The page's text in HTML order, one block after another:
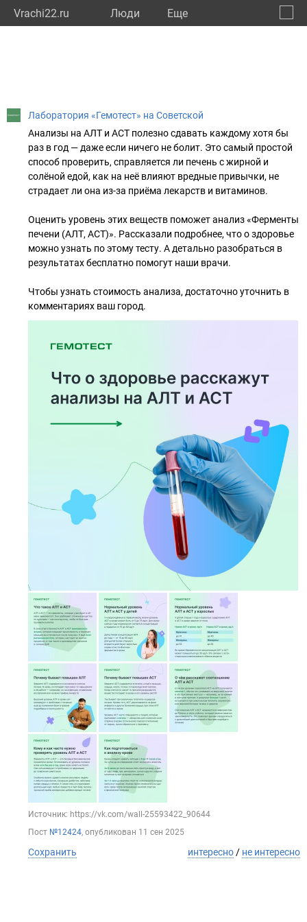
Vrachi22.ru Люди Eще
Лаборатория «Гемотест» на Советской
Анализы на АЛТ и АСТ полезно сдавать каждому хотя бы
раз в год — даже если ничего не болит. Это самый простой
способ проверить, справляется ли печень с жирной и
солёной едой, как на неё влияют вредные привычки, не
страдает ли она из-за приёма лекарств и витаминов.
Оценить уровень этих веществ поможет анализ «Ферменты
печени (АЛТ, АСТ)». Рассказали подробнее, что о здоровье
можно узнать по этому тесту. А детально разобраться в
результатах бесплатно помогут наши врачи.
Чтобы узнать стоимость анализа, достаточно уточнить в
комментариях ваш город.
Источник: https://vk.com/wall-25593422_90644
Пост №12424, опубликован 11 сен 2025
Сохранить интересно / не интересно